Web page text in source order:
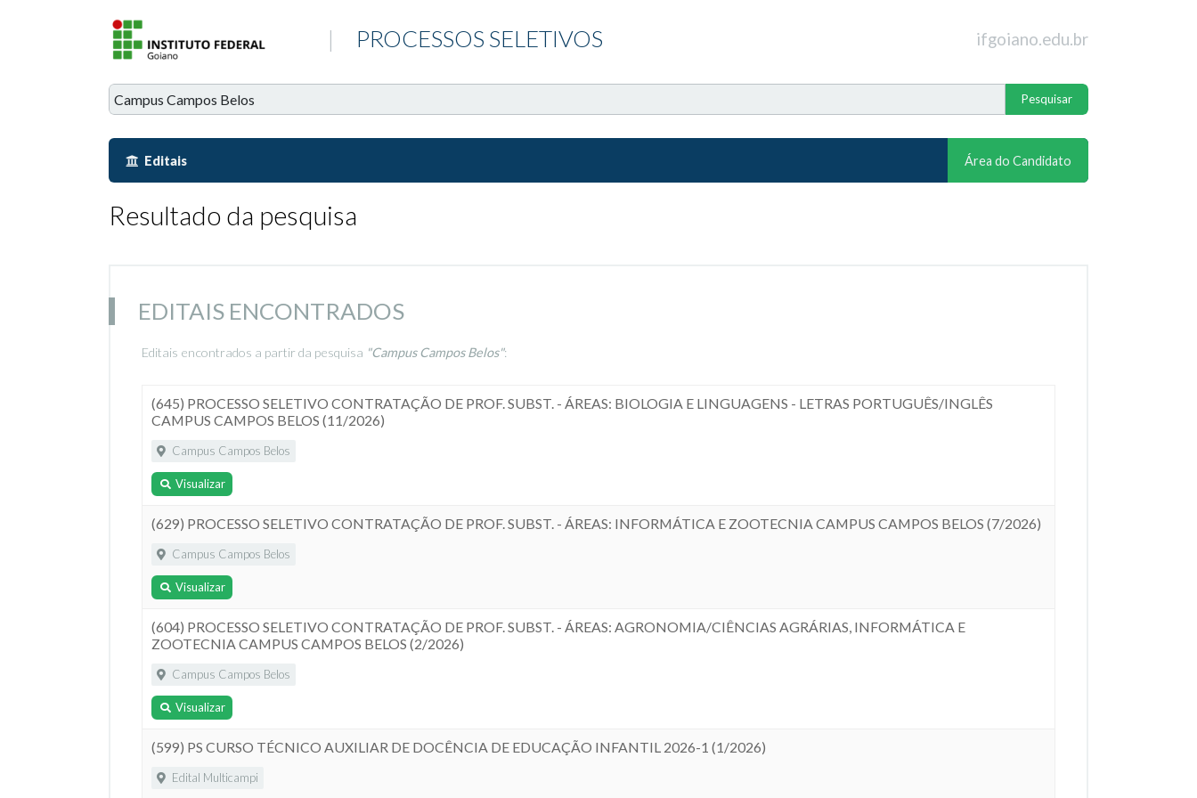
| PROCESSOS SELETIVOS ifgoiano.edu.br
Editais Área do Candidato
Resultado da pesquisa
EDITAIS ENCONTRADOS
Editais encontrados a partir da pesquisa "Campus Campos Belos":
(645) PROCESSO SELETIVO CONTRATAÇÃO DE PROF. SUBST. - ÁREAS: BIOLOGIA E LINGUAGENS - LETRAS PORTUGUÊS/INGLÊS
CAMPUS CAMPOS BELOS (11/2026)
Campus Campos Belos
Visualizar
(629) PROCESSO SELETIVO CONTRATAÇÃO DE PROF. SUBST. - ÁREAS: INFORMÁTICA E ZOOTECNIA CAMPUS CAMPOS BELOS (7/2026)
Campus Campos Belos
Visualizar
(604) PROCESSO SELETIVO CONTRATAÇÃO DE PROF. SUBST. - ÁREAS: AGRONOMIA/CIÊNCIAS AGRÁRIAS, INFORMÁTICA E
ZOOTECNIA CAMPUS CAMPOS BELOS (2/2026)
Campus Campos Belos
Visualizar
(599) PS CURSO TÉCNICO AUXILIAR DE DOCÊNCIA DE EDUCAÇÃO INFANTIL 2026-1 (1/2026)
Edital Multicampi